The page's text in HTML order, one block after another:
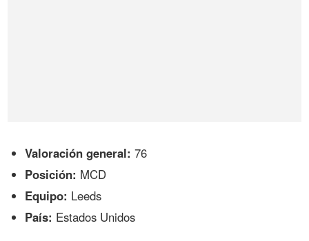
Valoración general: 76
Posición: MCD
Equipo: Leeds
País: Estados Unidos